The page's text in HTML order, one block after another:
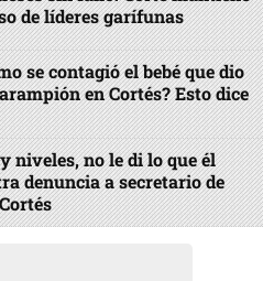
de líderes garífunas
se contagió el bebé que dio
en Cortés? Esto dice
niveles, no le di lo que él
denuncia a secretario de